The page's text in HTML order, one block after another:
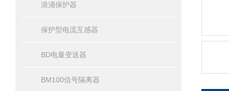
浪涌保护器
保护型电流互感器
BD电量变送器
BM100信号隔离器